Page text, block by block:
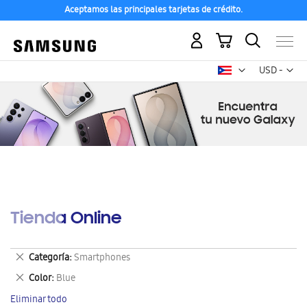
Aceptamos las principales tarjetas de crédito.
USD -
dólar
Mi carrito
Tienda Online
Categoría Smartphones
Eliminar
este
artículo
Color Blue
Eliminar
este
Eliminar todo